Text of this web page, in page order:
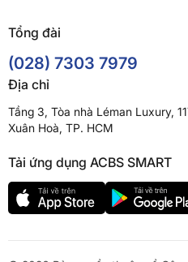
Tổng đài
(028) 7303 7979
Địa chỉ
Tầng 3, Tòa nhà Léman Luxury,
Xuân Hoà, TP. HCM
Tải ứng dụng ACBS SMART